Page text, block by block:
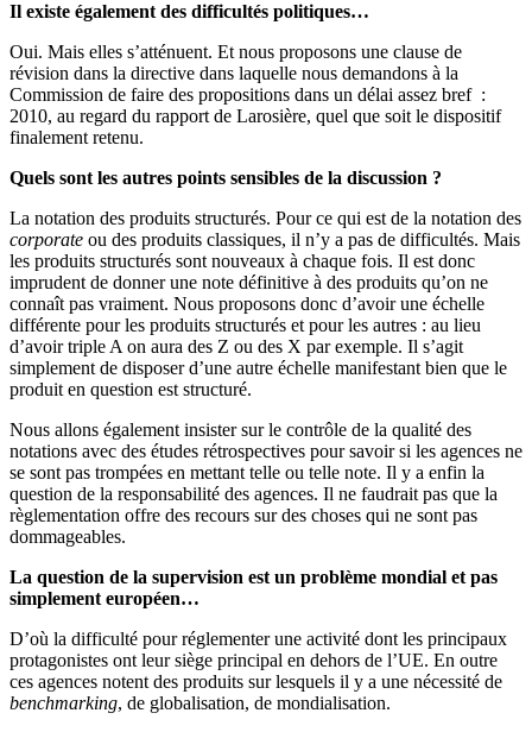
Il existe également des difficultés politiques…
Oui. Mais elles s’atténuent. Et nous proposons une clause de
révision dans la directive dans laquelle nous demandons à la
Commission de faire des propositions dans un délai assez bref :
2010, au regard du rapport de Larosière, quel que soit le dispositif
finalement retenu.
Quels sont les autres points sensibles de la discussion ?
La notation des produits structurés. Pour ce qui est de la notation des
corporate ou des produits classiques, il n’y a pas de difficultés. Mais
les produits structurés sont nouveaux à chaque fois. Il est donc
imprudent de donner une note définitive à des produits qu’on ne
connaît pas vraiment. Nous proposons donc d’avoir une échelle
différente pour les produits structurés et pour les autres : au lieu
d’avoir triple A on aura des Z ou des X par exemple. Il s’agit
simplement de disposer d’une autre échelle manifestant bien que le
produit en question est structuré.
Nous allons également insister sur le contrôle de la qualité des
notations avec des études rétrospectives pour savoir si les agences ne
se sont pas trompées en mettant telle ou telle note. Il y a enfin la
question de la responsabilité des agences. Il ne faudrait pas que la
règlementation offre des recours sur des choses qui ne sont pas
dommageables.
La question de la supervision est un problème mondial et pas
simplement européen…
D’où la difficulté pour réglementer une activité dont les principaux
protagonistes ont leur siège principal en dehors de l’UE. En outre
ces agences notent des produits sur lesquels il y a une nécessité de
benchmarking, de globalisation, de mondialisation.